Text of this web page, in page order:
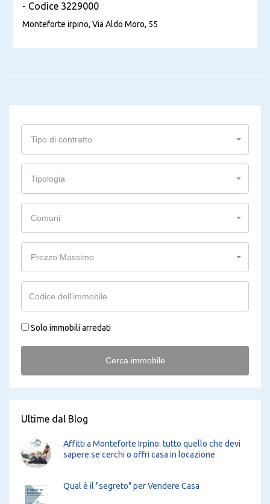
- Codice 3229000
Monteforte irpino, Via Aldo Moro, 55
Tipo di contratto
Tipologia
Comuni
Prezzo Massimo
Solo immobili arredati
Cerca immobile
Ultime dal Blog
Affitti a Monteforte Irpino: tutto quello che devi
sapere se cerchi o offri casa in locazione
Qual è il "segreto" per Vendere Casa